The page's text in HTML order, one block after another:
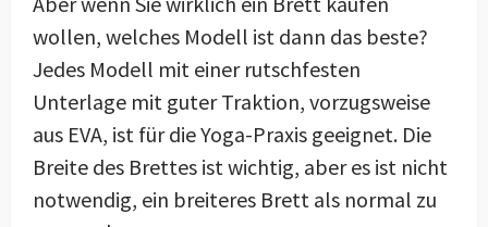
wollen, welches Modell ist dann das beste?
Jedes Modell mit einer rutschfesten
Unterlage mit guter Traktion, vorzugsweise
aus EVA, ist für die Yoga-Praxis geeignet. Die
Breite des Brettes ist wichtig, aber es ist nicht
notwendig, ein breiteres Brett als normal zu